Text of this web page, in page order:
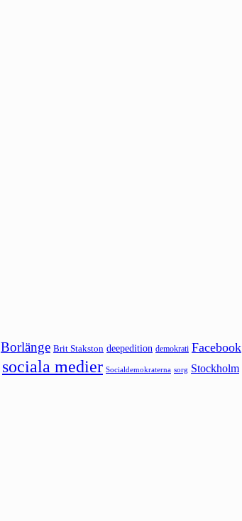
Borlänge Brit Stakston deepedition demokrati Facebook
sociala medier Socialdemokraterna sorg Stockholm